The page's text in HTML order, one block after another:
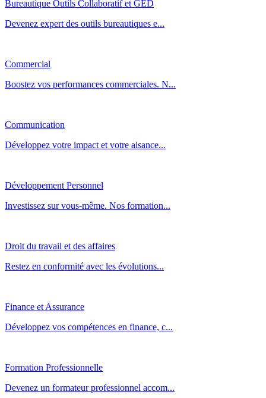
Bureautique Outils Collaboratif et GED
Devenez expert des outils bureautiques e...
Commercial
Boostez vos performances commerciales. N...
Communication
Développez votre impact et votre aisance...
Développement Personnel
Investissez sur vous-même. Nos formation...
Droit du travail et des affaires
Restez en conformité avec les évolutions...
Finance et Assurance
Développez vos compétences en finance, c...
Formation Professionnelle
Devenez un formateur professionnel accom...